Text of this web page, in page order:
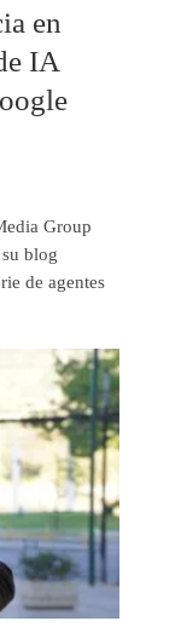
en
IA
Group
blog
de agentes